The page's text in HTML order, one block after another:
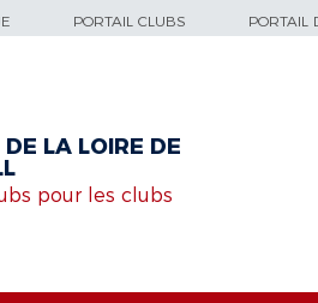
PORTAIL CLUBS PORTAIL
LA LOIRE DE
pour les clubs